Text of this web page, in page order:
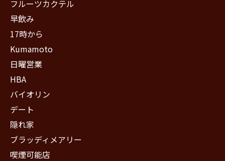
フルーツカクテル
早飲み
17時から
Kumamoto
日曜営業
HBA
バイオリン
デート
隠れ家
ブラッディメアリー
喫煙可能店